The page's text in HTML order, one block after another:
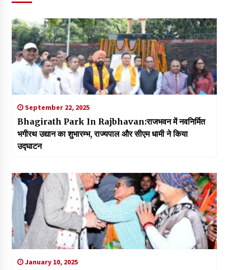
September 22, 2025
Bhagirath Park In Rajbhavan:राजभवन में नवनिर्मित
भगीरथ उद्यान का शुभारम्भ, राज्यपाल और सीएम धामी ने किया
उद्घाटन
January 10, 2025